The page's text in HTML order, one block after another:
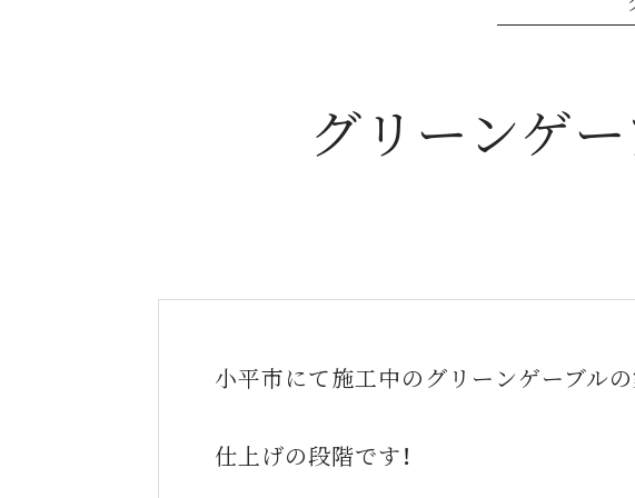
グリーンゲ
小平市にて施工中のグリーンゲーブル
仕上げの段階です！